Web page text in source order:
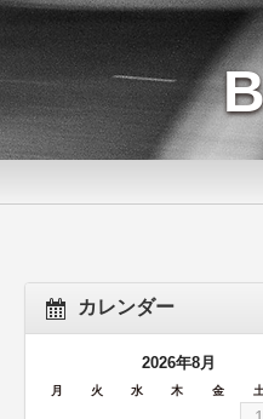
カレンダー
2026年8月
月 火 水 木 金